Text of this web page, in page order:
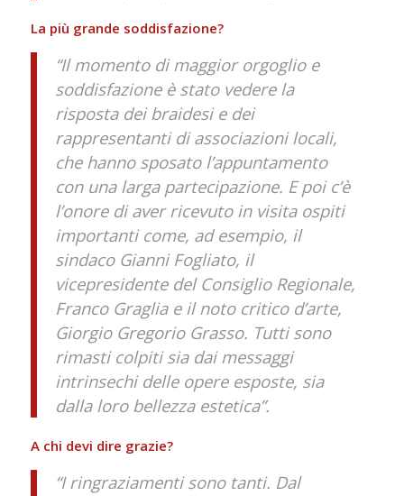
La più grande soddisfazione?
“Il momento di maggior orgoglio e
soddisfazione è stato vedere la
risposta dei braidesi e dei
rappresentanti di associazioni locali,
che hanno sposato l’appuntamento
con una larga partecipazione. E poi c’è
l’onore di aver ricevuto in visita ospiti
importanti come, ad esempio, il
sindaco Gianni Fogliato, il
vicepresidente del Consiglio Regionale,
Franco Graglia e il noto critico d’arte,
Giorgio Gregorio Grasso. Tutti sono
rimasti colpiti sia dai messaggi
intrinsechi delle opere esposte, sia
dalla loro bellezza estetica”.
A chi devi dire grazie?
“I ringraziamenti sono tanti. Dal